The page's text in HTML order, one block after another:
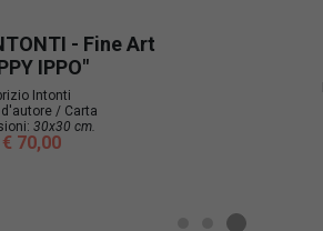
- Fine Art
IPPO"
Intonti
d'autore / Carta
30x30 cm.
€ 70,00